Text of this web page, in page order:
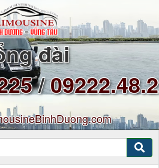
đài
/